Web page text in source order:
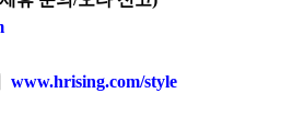
www.hrising.com/style